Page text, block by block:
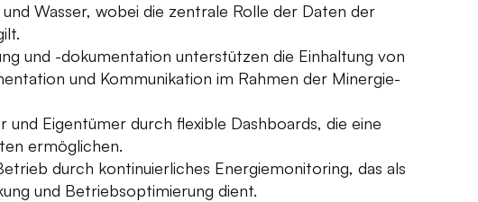
Wasser, wobei die zentrale Rolle der Daten der
und -dokumentation unterstützen die Einhaltung von
und Kommunikation im Rahmen der Minergie-
und Eigentümer durch flexible Dashboards, die eine
ermöglichen.
durch kontinuierliches Energiemonitoring, das als
und Betriebsoptimierung dient.